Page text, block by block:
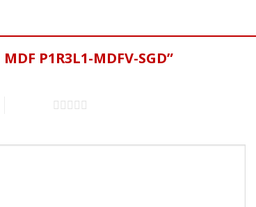
P1R3L1-MDFV-SGD”